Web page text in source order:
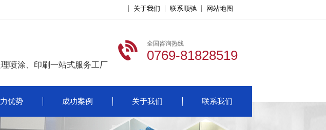
关于我们 联系顺驰 网站地图
喷涂、印刷一站式服务工厂
全国咨询热线
0769-81828519
优势 成功案例 关于我们 联系我们